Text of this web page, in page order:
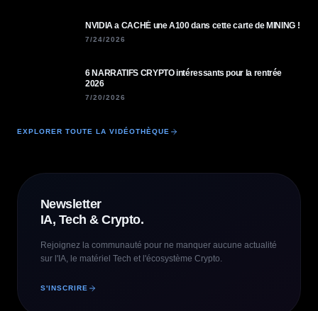
NVIDIA a CACHÉ une A100 dans cette carte de MINING !
7/24/2026
6 NARRATIFS CRYPTO intéressants pour la rentrée
2026
7/20/2026
EXPLORER TOUTE LA VIDÉOTHÈQUE
Newsletter
IA, Tech & Crypto.
Rejoignez la communauté pour ne manquer aucune actualité
sur l'IA, le matériel Tech et l'écosystème Crypto.
S'INSCRIRE